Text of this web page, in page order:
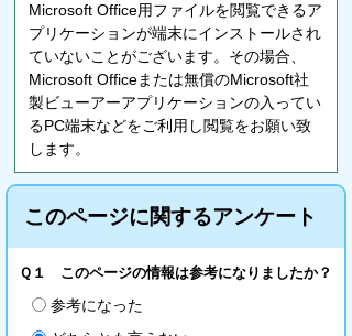
Microsoft Office用ファイルを閲覧できるア
プリケーションが端末にインストールされ
ていないことがございます。その場合、
Microsoft Officeまたは無償のMicrosoft社
製ビューアーアプリケーションの入ってい
るPC端末などをご利用し閲覧をお願い致
します。
このページに関するアンケート
Ｑ１ このページの情報は参考になりましたか？
参考になった